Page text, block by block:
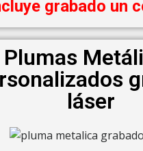
grabado un
Plumas
láser